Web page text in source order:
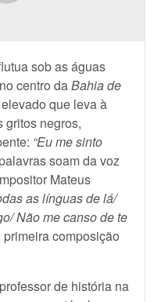
sob as águas
centro daBahia de
que leva à
gritos negros,
“Eu me sinto
soam da voz
Mateus
as línguas de lá/
Não me canso de te
primeira composição
de história na